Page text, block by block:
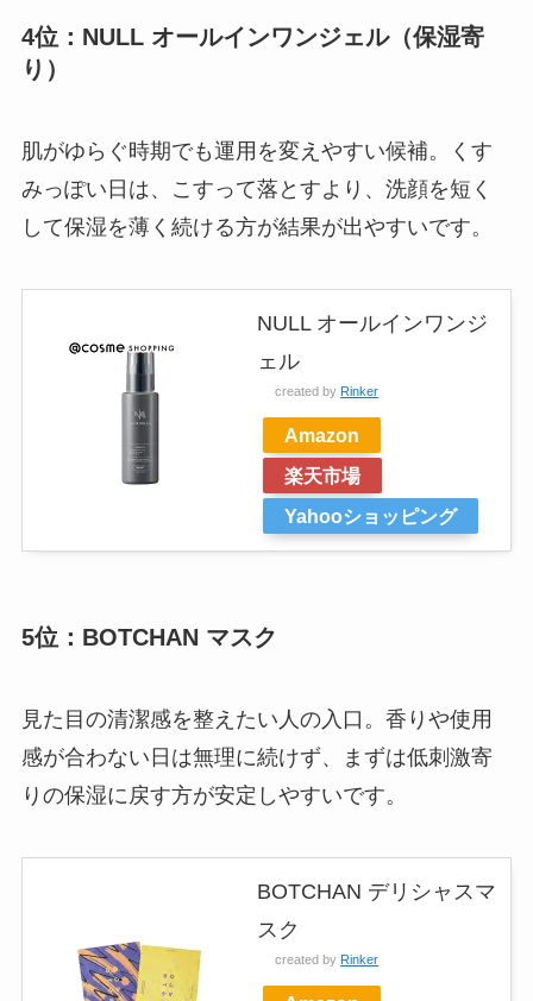
4位：NULL オールインワンジェル（保湿寄
り）
肌がゆらぐ時期でも運用を変えやすい候補。くす
みっぽい日は、こすって落とすより、洗顔を短く
して保湿を薄く続ける方が結果が出やすいです。
NULL オールインワンジ
ェル
created by Rinker
Amazon
楽天市場
Yahooショッピング
5位：BOTCHAN マスク
見た目の清潔感を整えたい人の入口。香りや使用
感が合わない日は無理に続けず、まずは低刺激寄
りの保湿に戻す方が安定しやすいです。
BOTCHAN デリシャスマ
スク
created by Rinker